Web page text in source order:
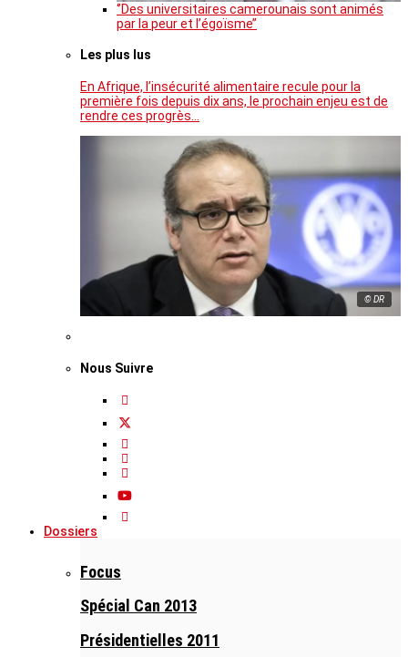
‘’Des universitaires camerounais sont animés
par la peur et l’égoïsme’’
Les plus lus
En Afrique, l’insécurité alimentaire recule pour la
première fois depuis dix ans, le prochain enjeu est de
rendre ces progrès…
© DR
Nous Suivre
Dossiers
Focus
Spécial Can 2013
Présidentielles 2011